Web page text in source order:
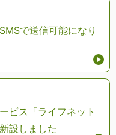
で送信可能になり
ビス「ライフネット
設しました